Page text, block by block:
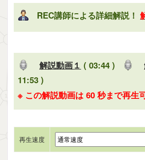
REC講師による詳細解説！
解説動画１ ( 03:44 )
11:53 )
※ この解説動画は 60 秒まで再生
再生速度